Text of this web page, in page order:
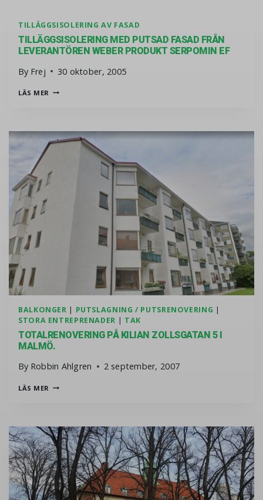
TILLÄGGSISOLERING AV FASAD
TILLÄGGSISOLERING MED PUTSAD FASAD FRÅN
LEVERANTÖREN WEBER PRODUKT SERPOMIN EF
By Frej 30 oktober, 2005
LÄS MER TILLÄGGSISOLERING MED PUTSAD FASAD FRÅN
BALKONGER | PUTSLAGNING / PUTSRENOVERING |
STORA ENTREPRENADER | TAK
TOTALRENOVERING PÅ KILIAN ZOLLSGATAN 5 I
MALMÖ.
By Robbin Ahlgren 2 september, 2007
LÄS MER TOTALRENOVERING PÅ KILIAN ZOLLSGATAN 5 I MALMÖ.